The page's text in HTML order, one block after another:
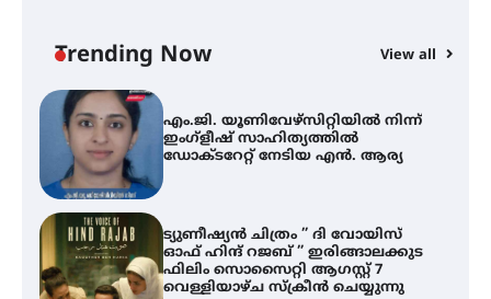
Trending Now View all
അവധി
എം.ജി. യൂണിവേഴ്‌സിറ്റിയിൽ നിന്ന്
ഇംഗ്ളീഷ് സാഹിത്യത്തിൽ
ഡോക്ടറേറ്റ് നേടിയ എൻ. ആര്യ
ട്യുണീഷ്യൻ ചിത്രം ” ദി വോയിസ്
ഓഫ് ഹിന്ദ് റജബ് ” ഇരിങ്ങാലക്കുട
ഫിലിം സൊസൈറ്റി ആഗസ്റ്റ് 7
വെള്ളിയാഴ്ച സ്‌ക്രീൻ ചെയ്യുന്നു